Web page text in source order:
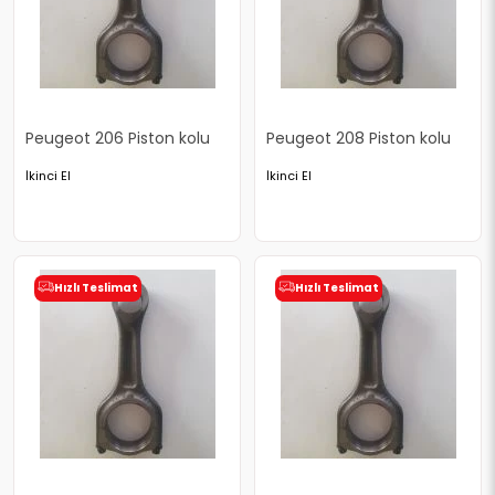
Peugeot 206 Piston kolu
İkinci El
Peugeot 208 Piston kolu
İkinci El
Hızlı Teslimat Hızlı Teslimat